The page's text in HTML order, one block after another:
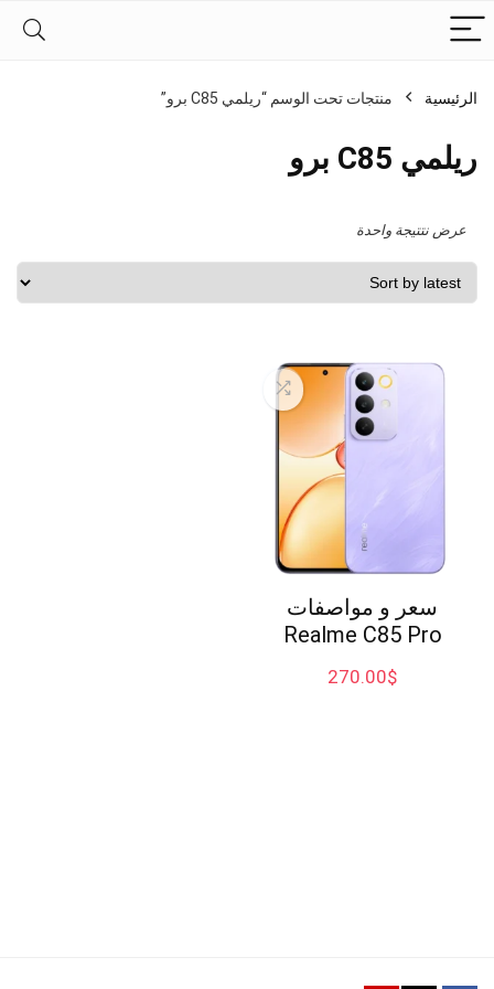
الرئيسية منتجات تحت الوسم “ريلمي C85 برو”
ريلمي C85 برو
عرض نتتيجة واحدة
سعر و مواصفات
Realme C85 Pro
$
270.00